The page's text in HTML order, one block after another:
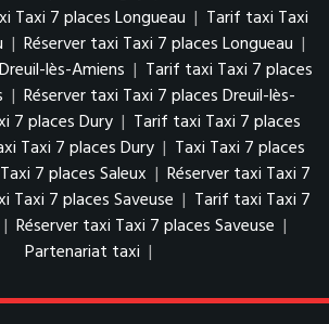
Taxi 7 places Longueau | Tarif taxi Taxi
| Réserver taxi Taxi 7 places Longueau |
lès-Amiens | Tarif taxi Taxi 7 places
| Réserver taxi Taxi 7 places Dreuil-lès-
7 places Dury | Tarif taxi Taxi 7 places
Taxi 7 places Dury | Taxi Taxi 7 places
7 places Saleux | Réserver taxi Taxi 7
Taxi 7 places Saveuse | Tarif taxi Taxi 7
| Réserver taxi Taxi 7 places Saveuse |
Partenariat taxi |